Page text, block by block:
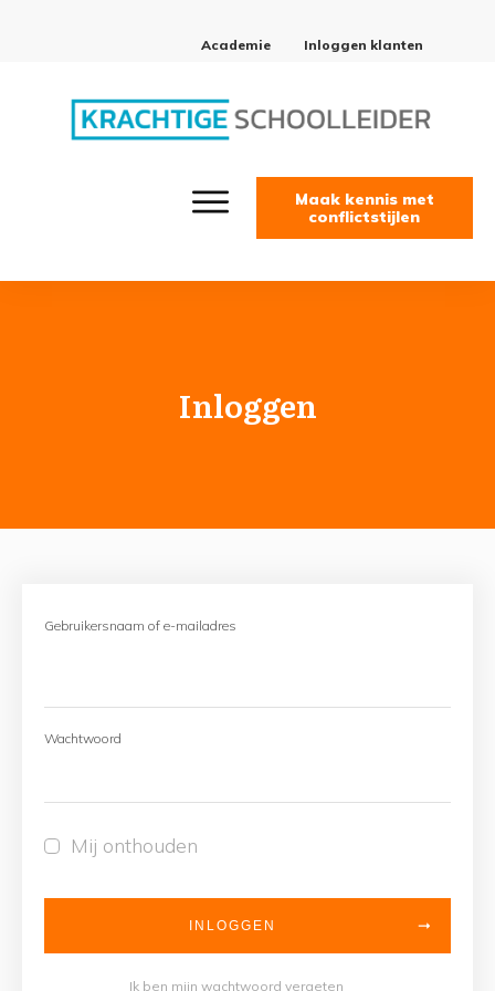
Academie Inloggen klanten
Maak kennis met
conflictstijlen
Inloggen
Gebruikersnaam of e-mailadres
Wachtwoord
Mij onthouden
INLOGGEN
Ik ben mijn wachtwoord vergeten